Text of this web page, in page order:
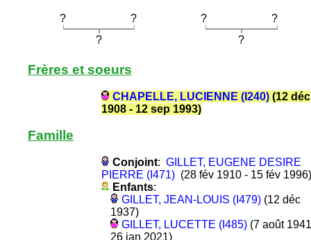
? ? ?
?
?
?
Frères et soeurs
CHAPELLE, LUCIENNE (I240)(12 déc
1908 - 12 sep 1993)
Famille
Conjoint: GILLET, EUGENE DESIRE
PIERRE (I471)(28 fév 1910 - 15 fév 1996)
Enfants:
GILLET, JEAN-LOUIS (I479)(12 déc
1937)
GILLET, LUCETTE (I485)(7 août
26 jan 2021)